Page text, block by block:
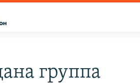
группа